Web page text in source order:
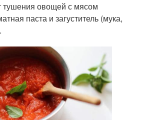
тушения овощей с мясом
паста и загуститель (мука,